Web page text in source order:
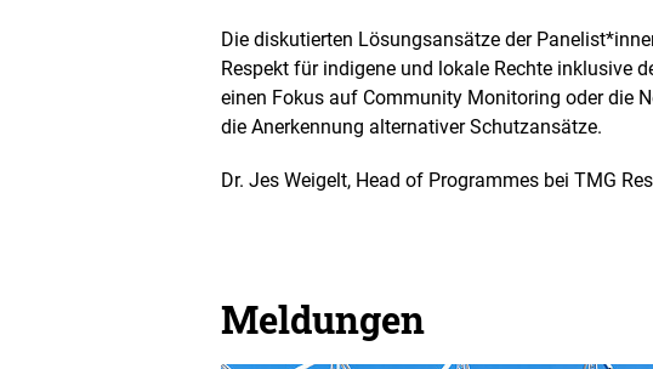
u
n
g
Die diskutierten Lösungsansätze der
Respekt für indigene und lokale Rechte inklusive
einen Fokus auf Community Monitoring oder die
die Anerkennung alternativer Schutzansätze.
Dr. Jes Weigelt, Head of Programmes bei TMG
Meldungen